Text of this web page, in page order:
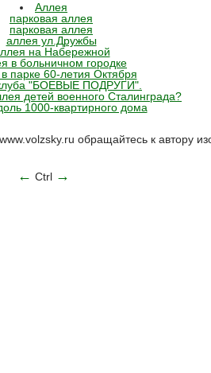
Аллея
парковая аллея
парковая аллея
аллея ул.Дружбы
на Набережной
в больничном городке
парке 60-летия Октября
"БОЕВЫЕ ПОДРУГИ".
детей военного Сталинграда?
1000-квартирного дома
обращайтесь к автору
← Ctrl →